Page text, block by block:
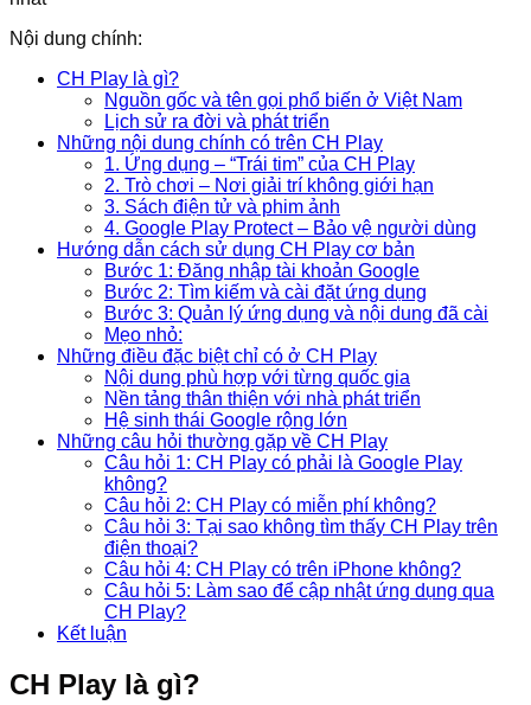
Nội dung chính:
CH Play là gì?
Nguồn gốc và tên gọi phổ biến ở Việt Nam
Lịch sử ra đời và phát triển
Những nội dung chính có trên CH Play
1. Ứng dụng – “Trái tim” của CH Play
2. Trò chơi – Nơi giải trí không giới hạn
3. Sách điện tử và phim ảnh
4. Google Play Protect – Bảo vệ người dùng
Hướng dẫn cách sử dụng CH Play cơ bản
Bước 1: Đăng nhập tài khoản Google
Bước 2: Tìm kiếm và cài đặt ứng dụng
Bước 3: Quản lý ứng dụng và nội dung đã cài
Mẹo nhỏ:
Những điều đặc biệt chỉ có ở CH Play
Nội dung phù hợp với từng quốc gia
Nền tảng thân thiện với nhà phát triển
Hệ sinh thái Google rộng lớn
Những câu hỏi thường gặp về CH Play
Câu hỏi 1: CH Play có phải là Google Play
không?
Câu hỏi 2: CH Play có miễn phí không?
Câu hỏi 3: Tại sao không tìm thấy CH Play trên
điện thoại?
Câu hỏi 4: CH Play có trên iPhone không?
Câu hỏi 5: Làm sao để cập nhật ứng dụng qua
CH Play?
Kết luận
CH Play là gì?